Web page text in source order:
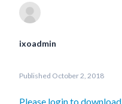
ixoadmin
Published October 2, 2018
Please login to download